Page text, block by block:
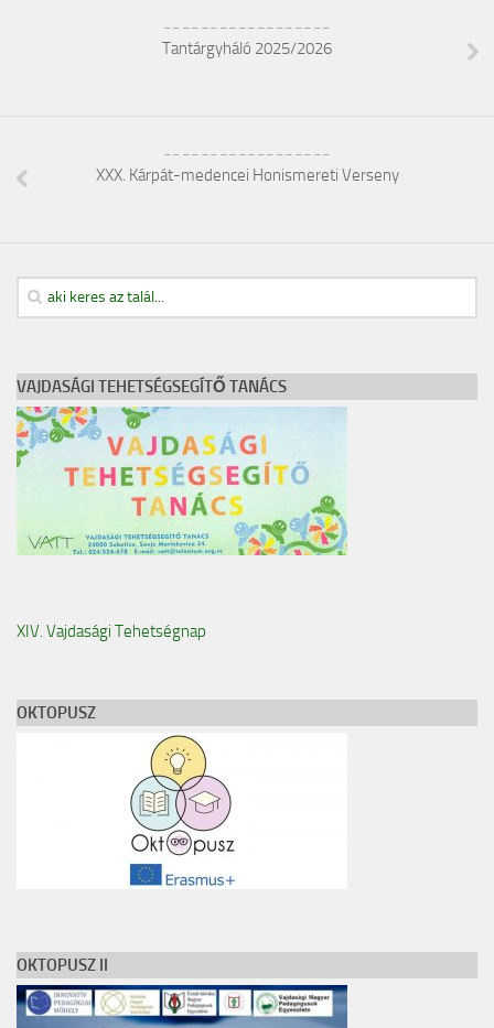
Tantárgyháló 2025/2026
XXX. Kárpát-medencei Honismereti Verseny
VAJDASÁGI TEHETSÉGSEGÍTŐ TANÁCS
XIV. Vajdasági Tehetségnap
OKTOPUSZ
OKTOPUSZ II